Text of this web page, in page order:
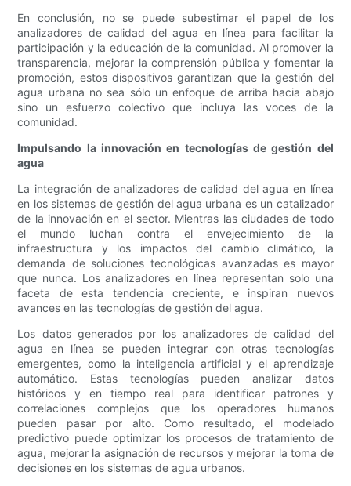
En conclusión, no se puede subestimar el papel de los
analizadores de calidad del agua en línea para facilitar la
participación y la educación de la comunidad. Al promover la
transparencia, mejorar la comprensión pública y fomentar la
promoción, estos dispositivos garantizan que la gestión del
agua urbana no sea sólo un enfoque de arriba hacia abajo
sino un esfuerzo colectivo que incluya las voces de la
comunidad.
Impulsando la innovación en tecnologías de gestión del
agua
La integración de analizadores de calidad del agua en línea
en los sistemas de gestión del agua urbana es un catalizador
de la innovación en el sector. Mientras las ciudades de todo
el mundo luchan contra el envejecimiento de la
infraestructura y los impactos del cambio climático, la
demanda de soluciones tecnológicas avanzadas es mayor
que nunca. Los analizadores en línea representan solo una
faceta de esta tendencia creciente, e inspiran nuevos
avances en las tecnologías de gestión del agua.
Los datos generados por los analizadores de calidad del
agua en línea se pueden integrar con otras tecnologías
emergentes, como la inteligencia artificial y el aprendizaje
automático. Estas tecnologías pueden analizar datos
históricos y en tiempo real para identificar patrones y
correlaciones complejos que los operadores humanos
pueden pasar por alto. Como resultado, el modelado
predictivo puede optimizar los procesos de tratamiento de
agua, mejorar la asignación de recursos y mejorar la toma de
decisiones en los sistemas de agua urbanos.